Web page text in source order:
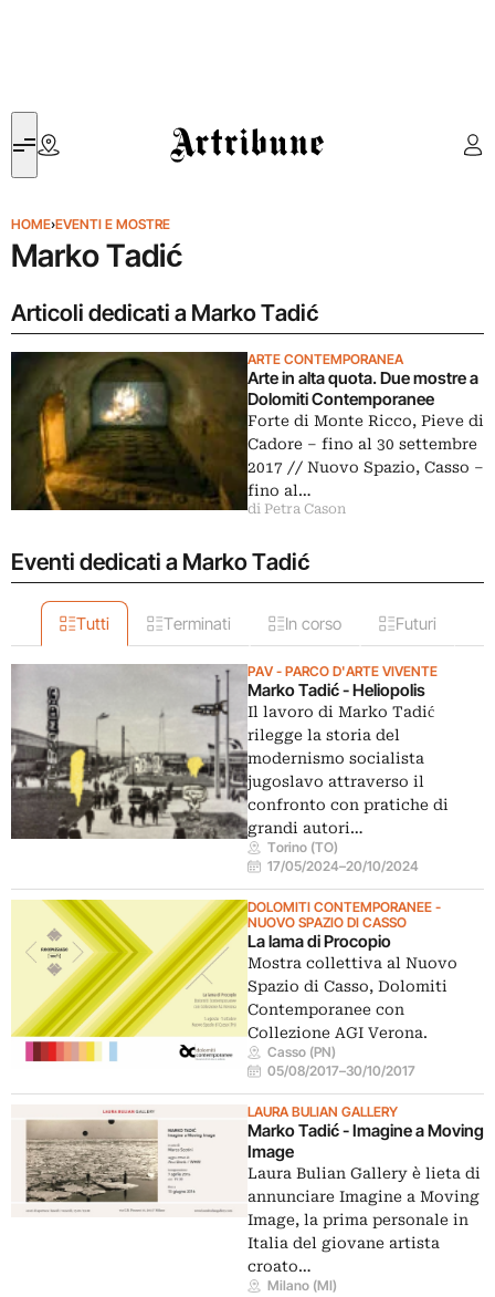
Artribune
HOME›EVENTI E MOSTRE
Marko Tadić
Articoli dedicati a Marko Tadić
ARTE CONTEMPORANEA
Arte in alta quota. Due mostre a
Dolomiti Contemporanee
Forte di Monte Ricco, Pieve di
Cadore ‒ fino al 30 settembre
2017 // Nuovo Spazio, Casso ‒
fino al…
di Petra Cason
Eventi dedicati a Marko Tadić
Tutti Terminati In corso Futuri
PAV - PARCO D'ARTE VIVENTE
Marko Tadić - Heliopolis
Il lavoro di Marko Tadić
rilegge la storia del
modernismo socialista
jugoslavo attraverso il
confronto con pratiche di
grandi autori…
Torino (TO)
17/05/2024–20/10/2024
DOLOMITI CONTEMPORANEE -
NUOVO SPAZIO DI CASSO
La lama di Procopio
Mostra collettiva al Nuovo
Spazio di Casso, Dolomiti
Contemporanee con
Collezione AGI Verona.
Casso (PN)
05/08/2017–30/10/2017
LAURA BULIAN GALLERY
Marko Tadić - Imagine a Moving
Image
Laura Bulian Gallery è lieta di
annunciare Imagine a Moving
Image, la prima personale in
Italia del giovane artista
croato…
Milano (MI)